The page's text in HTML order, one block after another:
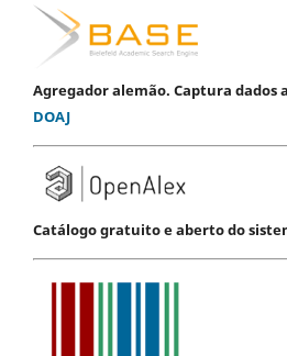
Agregador alemão. Captura
DOAJ
Catálogo gratuito e aberto do